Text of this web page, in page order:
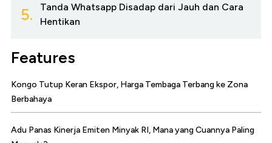
5.
Tanda Whatsapp Disadap dari Jauh dan Cara
Hentikan
Features
Kongo Tutup Keran Ekspor, Harga Tembaga Terbang ke Zona
Berbahaya
Adu Panas Kinerja Emiten Minyak RI, Mana yang Cuannya Paling